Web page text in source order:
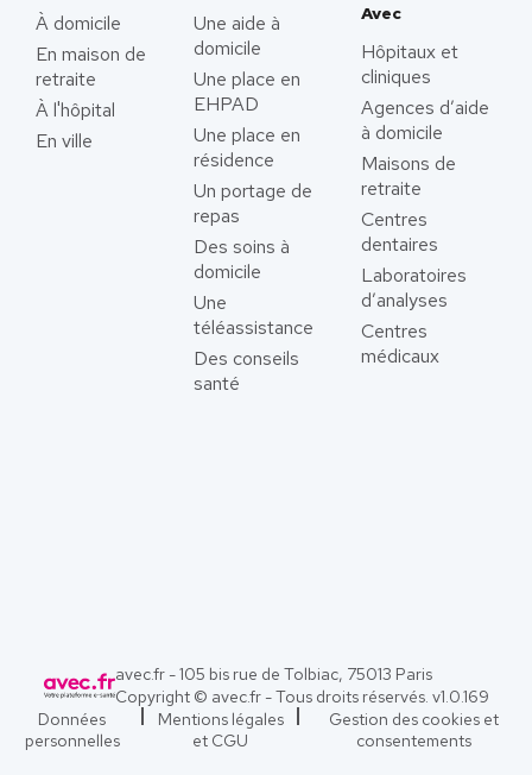
À domicile
En maison de
retraite
À l'hôpital
En ville
Une aide à
domicile
Une place en
EHPAD
Une place en
résidence
Un portage de
repas
Des soins à
domicile
Une
téléassistance
Des conseils
santé
Avec
Hôpitaux et
cliniques
Agences d’aide
à domicile
Maisons de
retraite
Centres
dentaires
Laboratoires
d’analyses
Centres
médicaux
avec.fr - 105 bis rue de Tolbiac, 75013 Paris
Copyright © avec.fr - Tous droits réservés. v1.0.169
Données
personnelles
Mentions légales
et CGU
Gestion des cookies et
consentements